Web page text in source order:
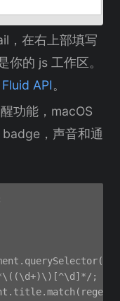
，在右上部填写
你的 js 工作区。
Fluid API。
功能，macOS
，声音和通
;